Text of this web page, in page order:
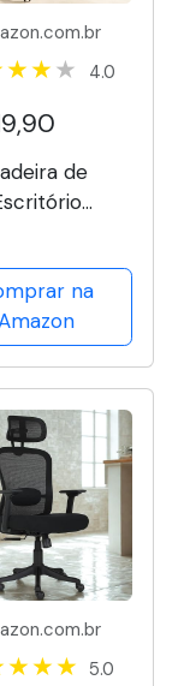
4.0
de
Tela Mesh
Suporte
Reclinável,
Ajustável,
120kg
e Preta)
na
5.0